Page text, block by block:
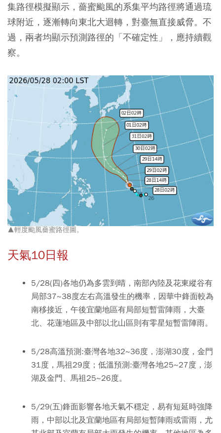
集路徑模擬顯示，薔蜜颱風的系集平均路徑將通過琉
球附近，逐漸轉向東北大迴轉，對臺無直接威脅。不
過，兩者均顯示預測路徑的「不確定性」，應持續觀
察。
▲輕度颱風薔蜜路徑圖。
天氣10日報
5/28(四)各地仍為多雲到晴，南部內陸及花東縱谷有
局部37~38度左右高溫發生的機率，因華中鋒面較為
南移接近，午後宜蘭地區有局部短暫雷陣雨，大臺
北、花蓮地區及中部以北山區則有零星短暫雷陣雨。
5/28高溫預測:臺灣各地32~36度，澎湖30度，金門
31度，馬祖29度；低溫預測:臺灣各地25~27度，澎
湖及金門、馬祖25~26度。
5/29(五)鋒面影響各地天氣不穩定，易有短延時強降
雨，中部以北及宜蘭地區有局部短暫陣雨或雷雨，尤